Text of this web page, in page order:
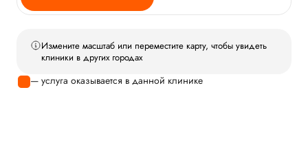
Измените масштаб или переместите карту, чтобы увидеть
клиники в других городах
— услуга оказывается в данной клинике